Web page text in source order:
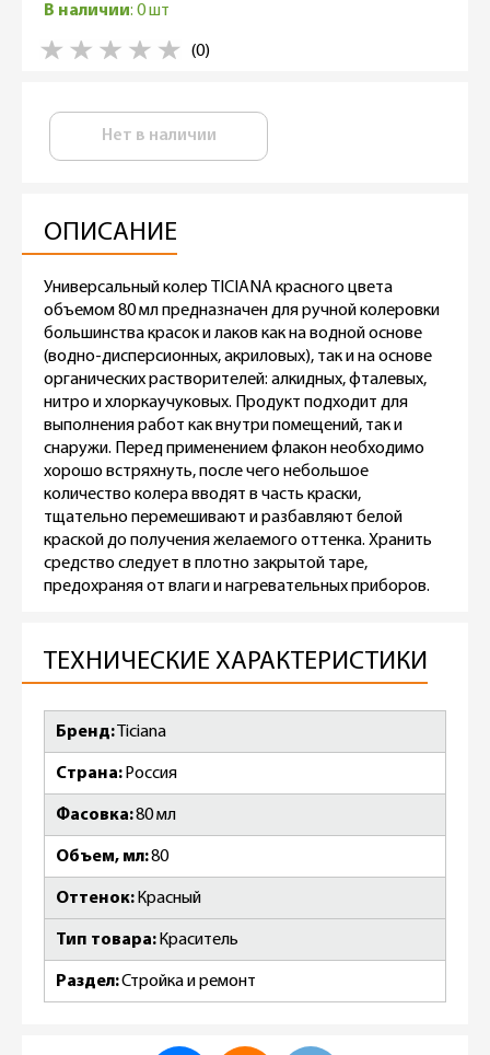
В наличии: 0 шт
(0)
Нет в наличии
ОПИСАНИЕ
Универсальный колер TICIANA красного цвета
объемом 80 мл предназначен для ручной колеровки
большинства красок и лаков как на водной основе
(водно-дисперсионных, акриловых), так и на основе
органических растворителей: алкидных, фталевых,
нитро и хлоркаучуковых. Продукт подходит для
выполнения работ как внутри помещений, так и
снаружи. Перед применением флакон необходимо
хорошо встряхнуть, после чего небольшое
количество колера вводят в часть краски,
тщательно перемешивают и разбавляют белой
краской до получения желаемого оттенка. Хранить
средство следует в плотно закрытой таре,
предохраняя от влаги и нагревательных приборов.
ТЕХНИЧЕСКИЕ ХАРАКТЕРИСТИКИ
Бренд Ticiana
Страна Россия
Фасовка80 мл
Объем, мл80
Оттенок Красный
Тип товара Краситель
РазделСтройка и ремонт